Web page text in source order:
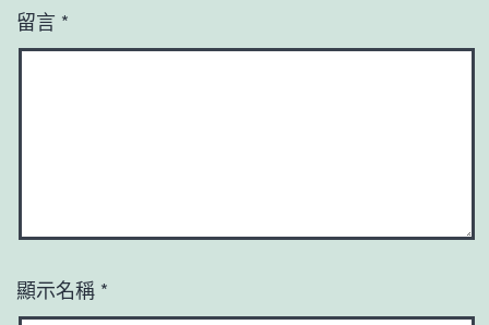
留言 *
顯示名稱 *